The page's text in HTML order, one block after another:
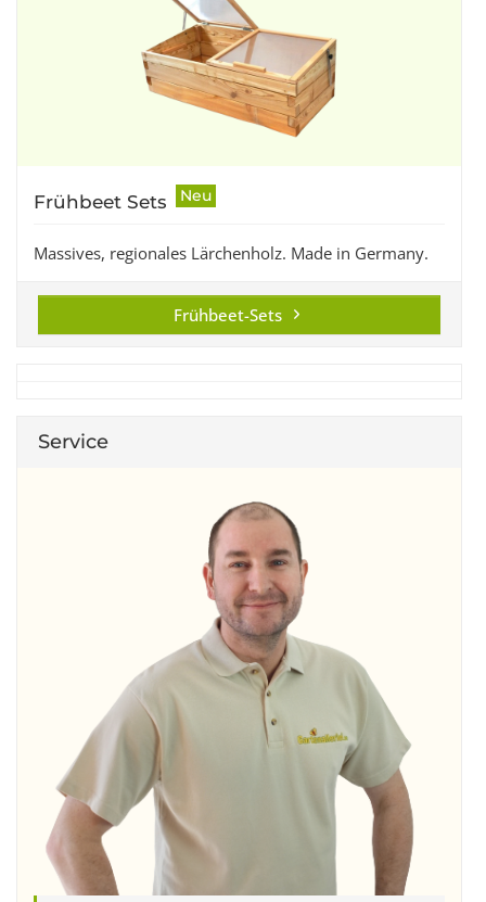
Frühbeet Sets Neu
Massives, regionales Lärchenholz. Made in Germany.
Frühbeet-Sets
Service